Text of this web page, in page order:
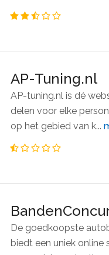
AP-Tuning.nl
AP-tuning.nl is dé
delen voor elke
op het gebied van k...
De goedkoopste
biedt een uniek online